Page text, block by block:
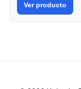
Ver producto